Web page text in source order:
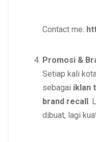
Contact me:
Promosi &
Setiap kali
sebagai iklan
brand recall .
dibuat, lagi